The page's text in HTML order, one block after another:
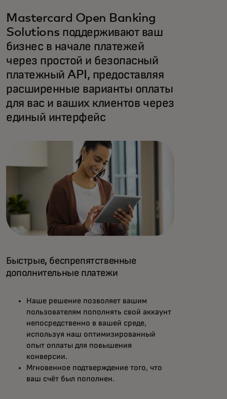
Mastercard Open Banking
Solutions поддерживают ваш
бизнес в начале платежей
через простой и безопасный
платежный API, предоставляя
расширенные варианты оплаты
для вас и ваших клиентов через
единый интерфейс
Быстрые, беспрепятственные
дополнительные платежи
Наше решение позволяет вашим
пользователям пополнять свой аккаунт
непосредственно в вашей среде,
используя наш оптимизированный
опыт оплаты для повышения
конверсии.
Мгновенное подтверждение того, что
ваш счёт был пополнен.